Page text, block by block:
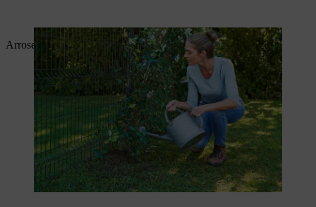
Arrosez la plante.